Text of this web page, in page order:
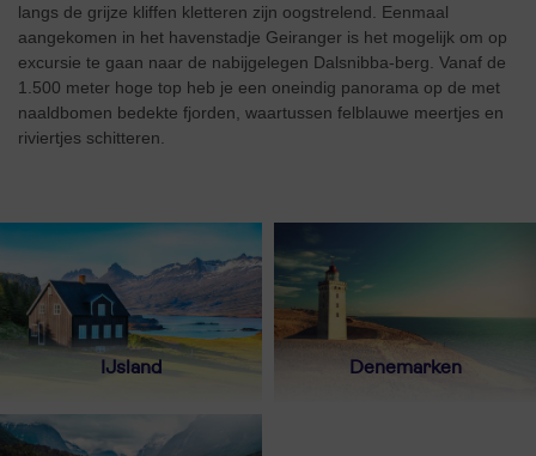
langs de grijze kliffen kletteren zijn oogstrelend. Eenmaal
aangekomen in het havenstadje Geiranger is het mogelijk om op
excursie te gaan naar de nabijgelegen Dalsnibba-berg. Vanaf de
1.500 meter hoge top heb je een oneindig panorama op de met
naaldbomen bedekte fjorden, waartussen felblauwe meertjes en
riviertjes schitteren.
IJsland Denemarken